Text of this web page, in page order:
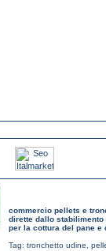
commercio pellets e
dirette dallo
per la cottura del pane e
Tag: tronchetto udine